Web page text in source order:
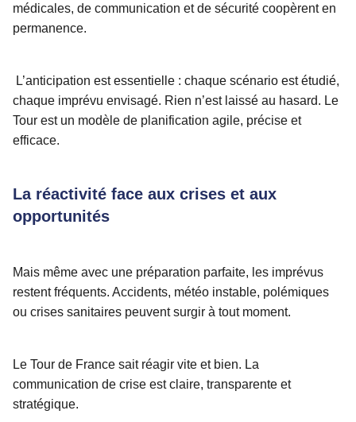
médicales, de communication et de sécurité coopèrent en
permanence.
L’anticipation est essentielle : chaque scénario est étudié,
chaque imprévu envisagé. Rien n’est laissé au hasard. Le
Tour est un modèle de planification agile, précise et
efficace.
La réactivité face aux crises et aux
opportunités
Mais même avec une préparation parfaite, les imprévus
restent fréquents. Accidents, météo instable, polémiques
ou crises sanitaires peuvent surgir à tout moment.
Le Tour de France sait réagir vite et bien. La
communication de crise est claire, transparente et
stratégique.